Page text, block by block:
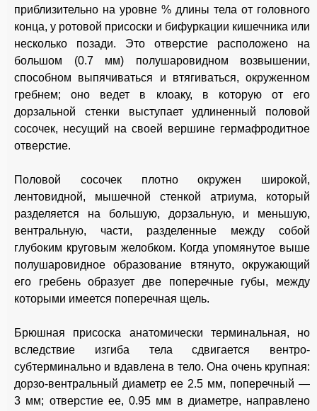
приблизительно на уровне % длины тела от головного
конца, у ротовой присоски и бифуркации кишечника или
несколько позади. Это отверстие расположено на
большом (0.7 мм) полушаровидном возвышении,
способном выпячиваться и втягиваться, окруженном
гребнем; оно ведет в клоаку, в которую от его
дорзальной стенки выступает удлиненный половой
сосочек, несущий на своей вершине гермафродитное
отверстие.
Половой сосочек плотно окружен широкой,
лентовидной, мышечной стенкой атриума, который
разделяется на большую, дорзальную, и меньшую,
вентральную, части, разделенные между собой
глубоким круговым желобком. Когда упомянутое выше
полушаровидное образование втянуто, окружающий
его гребень образует две поперечные губы, между
которыми имеется поперечная щель.
Брюшная присоска анатомически терминальная, но
вследствие изгиба тела сдвигается вентро-
субтерминально и вдавлена в тело. Она очень крупная:
дорзо-вентральный диаметр ее 2.5 мм, поперечный —
3 мм; отверстие ее, 0.95 мм в диаметре, направлено